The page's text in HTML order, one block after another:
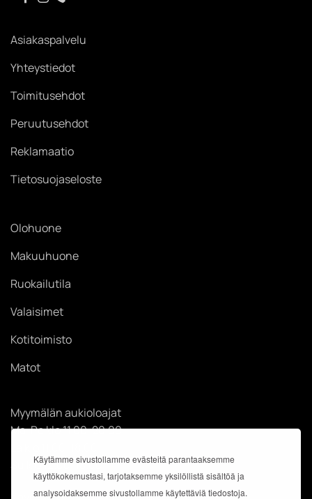
Käytämme sivustollamme evästeitä parantaaksemme
käyttökokemustasi, tarjotaksemme yksilöllistä sisältöä ja
analysoidaksemme sivustollamme käytettäviä tiedostoja.
Asiakaspalvelu
Yhteystiedot
Toimitusehdot
Peruutusehdot
Reklamaatio
Tietosuojaseloste
Olohuone
Makuuhuone
Ruokailutila
Valaisimet
Kotitoimisto
Matot
Myymälän aukioloajat
Ma-Pe klo 11.00-20.00
Su klo 12.00-18.00